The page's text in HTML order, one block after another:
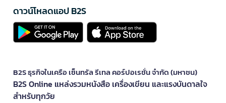
ดาวน์โหลดแอป B2S
B2S ธุรกิจในเครือ เซ็นทรัล รีเทล คอร์ปอเรชั่น จำกัด (มหาชน)
B2S Online แหล่งรวมหนังสือ เครื่องเขียน และแรงบันดาลใจ
สำหรับทุกวัย